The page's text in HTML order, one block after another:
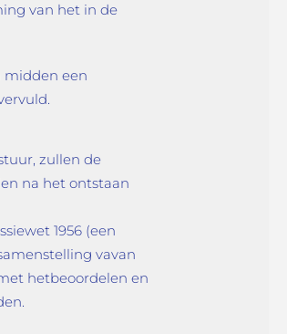
van het in de
midden een
zullen de
na het ontstaan
1956 (een
vavan
hetbeoordelen en